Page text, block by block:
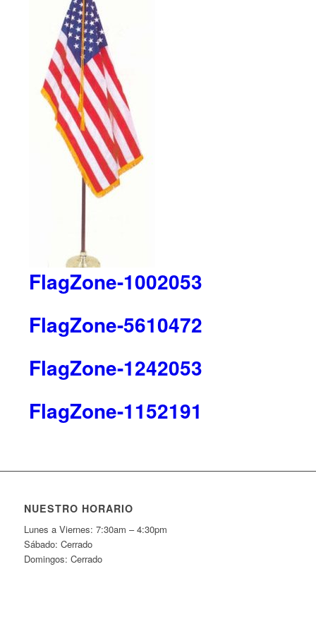
FlagZone-1002053
FlagZone-5610472
FlagZone-1242053
FlagZone-1152191
NUESTRO HORARIO
Lunes a Viernes: 7:30am – 4:30pm
Sábado: Cerrado
Domingos: Cerrado